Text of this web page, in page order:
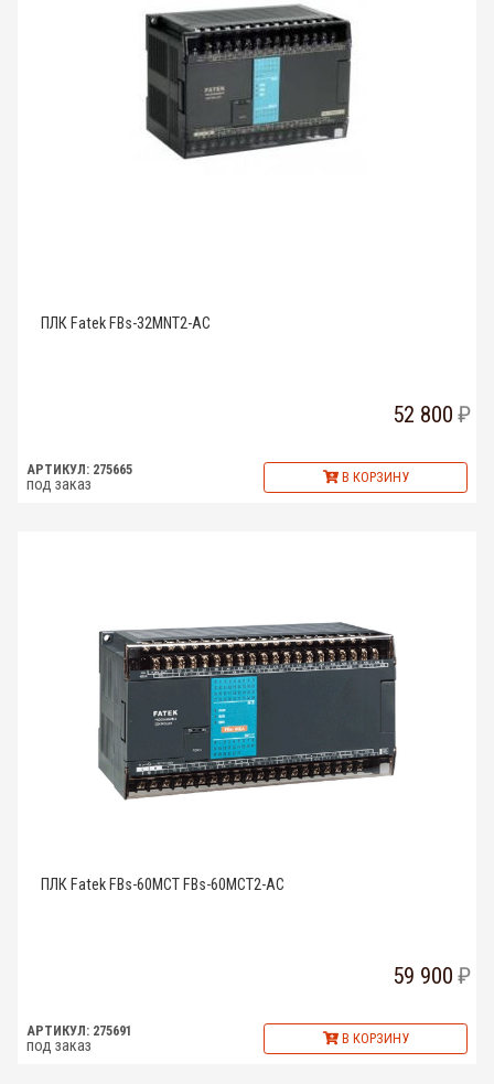
ПЛК Fatek FBs-32MNT2-AC
52 800
АРТИКУЛ: 275665
под заказ В КОРЗИНУ
ПЛК Fatek FBs-60MCT FBs-60MCT2-AC
59 900
АРТИКУЛ: 275691
под заказ В КОРЗИНУ